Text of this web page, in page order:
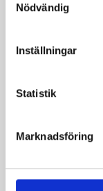
Nödvändig
Inställningar
Statistik
Marknadsföring